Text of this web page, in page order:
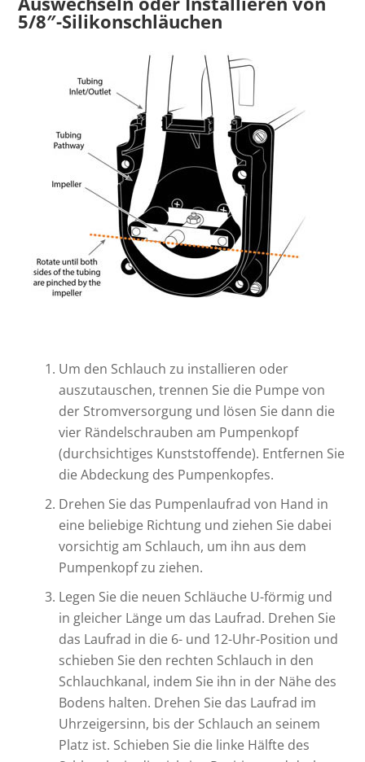
5/8″-Silikonschläuchen
Um den Schlauch zu installieren oder
auszutauschen, trennen Sie die Pumpe von
der Stromversorgung und lösen Sie dann die
vier Rändelschrauben am Pumpenkopf
(durchsichtiges Kunststoffende). Entfernen Sie
die Abdeckung des Pumpenkopfes.
Drehen Sie das Pumpenlaufrad von Hand in
eine beliebige Richtung und ziehen Sie dabei
vorsichtig am Schlauch, um ihn aus dem
Pumpenkopf zu ziehen.
Legen Sie die neuen Schläuche U-förmig und
in gleicher Länge um das Laufrad. Drehen Sie
das Laufrad in die 6- und 12-Uhr-Position und
schieben Sie den rechten Schlauch in den
Schlauchkanal, indem Sie ihn in der Nähe des
Bodens halten. Drehen Sie das Laufrad im
Uhrzeigersinn, bis der Schlauch an seinem
Platz ist. Schieben Sie die linke Hälfte des